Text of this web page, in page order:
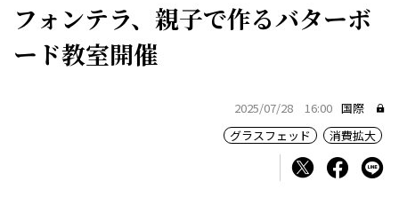
フォンテラ、親子で作るバターボ
ード教室開催
2025/07/28 16:00 国際
グラスフェッド
消費拡大